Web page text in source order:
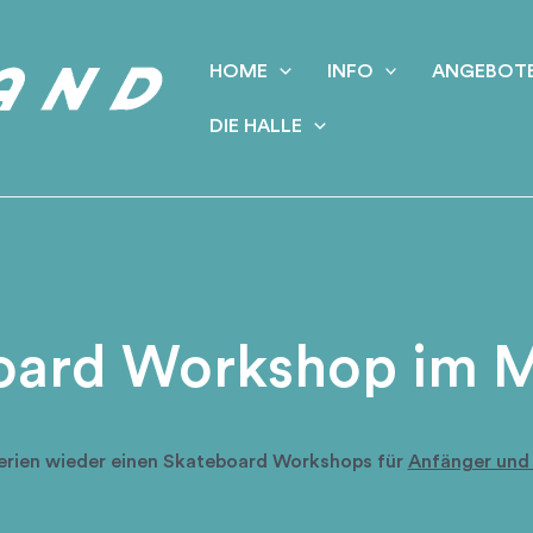
HOME INFO
DIE HALLE
Workshop im
wieder einen Skateboard Workshops für Anfänger